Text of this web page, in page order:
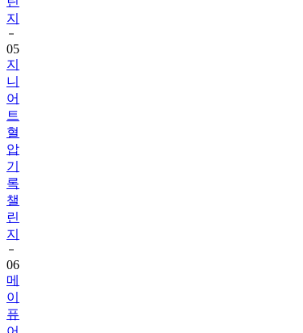
지
05
지
니
어
트
혈
압
기
록
챌
린
지
06
메
이
퓨